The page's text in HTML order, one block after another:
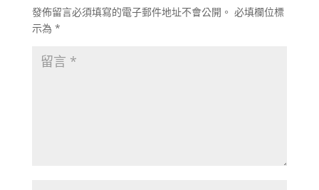
發佈留言必須填寫的電子郵件地址不會公開。 必填欄位標
示為 *